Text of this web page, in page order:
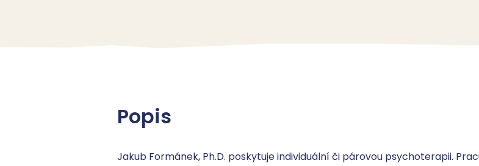
Popis
Jakub Formánek, Ph.D. poskytuje individuální či párovou psychoterapii.